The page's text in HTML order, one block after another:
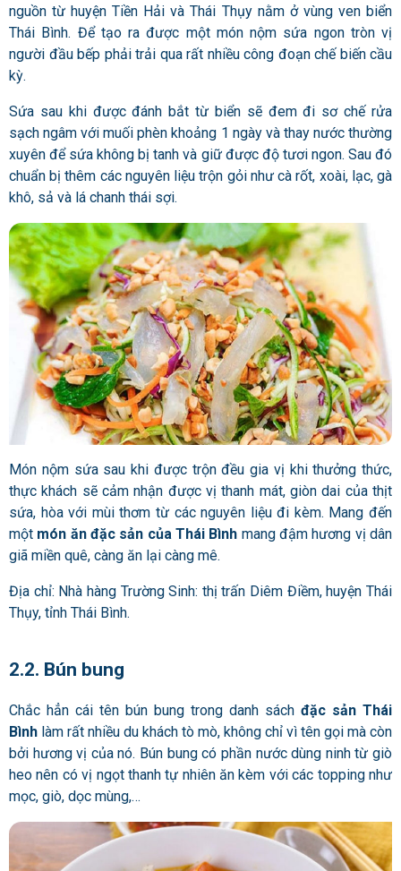
nguồn từ huyện Tiền Hải và Thái Thụy nằm ở vùng ven biển
Thái Bình. Để tạo ra được một món nộm sứa ngon tròn vị
người đầu bếp phải trải qua rất nhiều công đoạn chế biến cầu
kỳ.
Sứa sau khi được đánh bắt từ biển sẽ đem đi sơ chế rửa
sạch ngâm với muối phèn khoảng 1 ngày và thay nước thường
xuyên để sứa không bị tanh và giữ được độ tươi ngon. Sau đó
chuẩn bị thêm các nguyên liệu trộn gỏi như cà rốt, xoài, lạc, gà
khô, sả và lá chanh thái sợi.
Món nộm sứa sau khi được trộn đều gia vị khi thưởng thức,
thực khách sẽ cảm nhận được vị thanh mát, giòn dai của thịt
sứa, hòa với mùi thơm từ các nguyên liệu đi kèm. Mang đến
một món ăn đặc sản của Thái Bình mang đậm hương vị dân
giã miền quê, càng ăn lại càng mê.
Địa chỉ: Nhà hàng Trường Sinh: thị trấn Diêm Điềm, huyện Thái
Thụy, tỉnh Thái Bình.
2.2. Bún bung
Chắc hẳn cái tên bún bung trong danh sách đặc sản Thái
Bình làm rất nhiều du khách tò mò, không chỉ vì tên gọi mà còn
bởi hương vị của nó. Bún bung có phần nước dùng ninh từ giò
heo nên có vị ngọt thanh tự nhiên ăn kèm với các topping như
mọc, giò, dọc mùng,…